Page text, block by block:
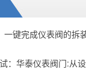
一键完成仪表阀的拆
：华泰仪表阀门:从